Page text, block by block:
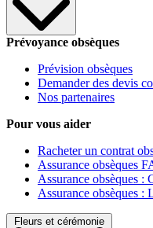
Prévoyance obsèques
Prévision obsèques
Demander des devis
Nos partenaires
Pour vous aider
Racheter un contrat
Assurance obsèques
Assurance obsèques
Assurance obsèques :
Fleurs et cérémonie